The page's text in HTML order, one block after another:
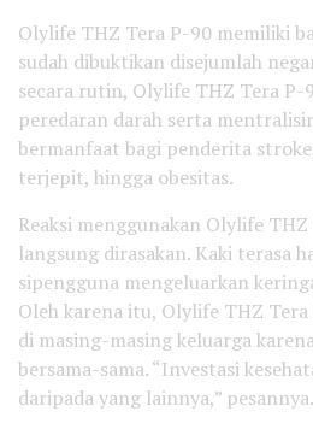
Olylife THZ Tera P-90 memiliki
sudah dibuktikan disejumlah
secara rutin, Olylife THZ Tera
peredaran darah serta
bermanfaat bagi penderita
terjepit, hingga obesitas.
Reaksi menggunakan Olylife
langsung dirasakan. Kaki terasa
sipengguna mengeluarkan
Oleh karena itu, Olylife THZ
di masing-masing keluarga
bersama-sama. “Investasi
daripada yang lainnya,” pesannya.